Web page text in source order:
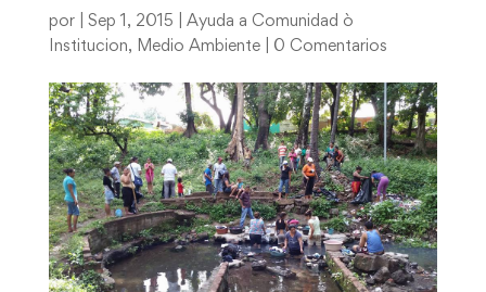
por Sep 1, 2015
Ayuda a Comunidad ò
Institucion, Medio Ambiente| 0 Comentarios